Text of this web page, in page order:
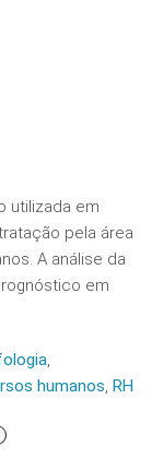
utilizada em
pela área
A análise da
em
,
humanos, RH